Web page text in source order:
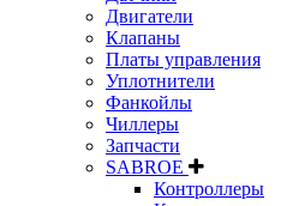
Двигатели
Клапаны
Платы управления
Уплотнители
Фанкойлы
Чиллеры
Запчасти
SABROE
Контроллеры